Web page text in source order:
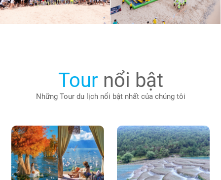
Tour nổi bật
Những Tour du lịch nổi bật nhất của chúng tôi